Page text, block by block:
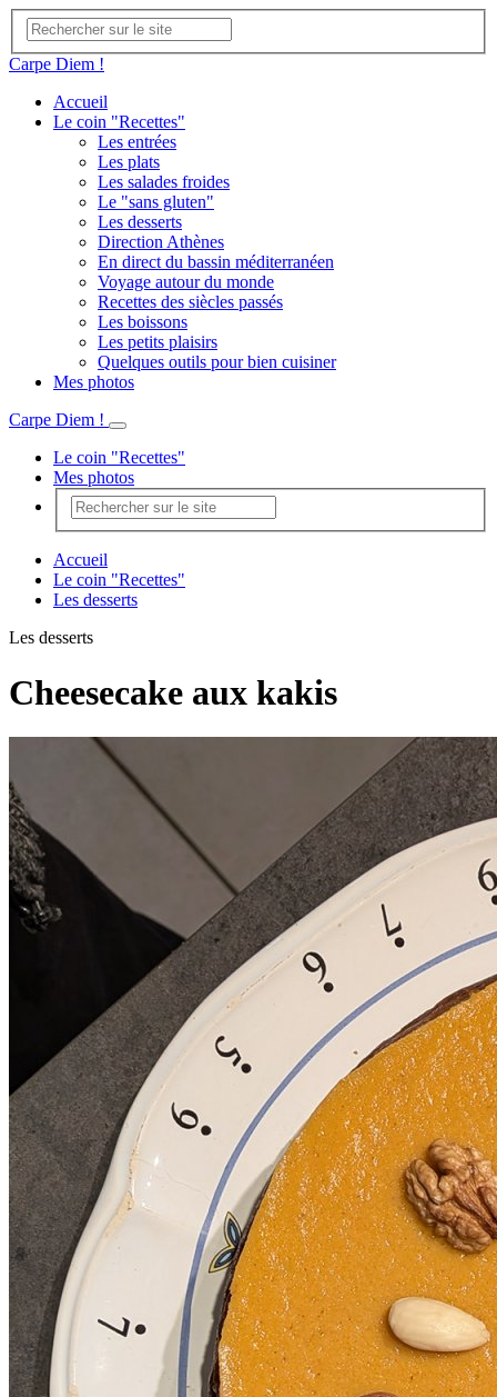
Carpe Diem !
Accueil
Le coin "Recettes"
Les entrées
Les plats
Les salades froides
Le "sans gluten"
Les desserts
Direction Athènes
En direct du bassin méditerranéen
Voyage autour du monde
Recettes des siècles passés
Les boissons
Les petits plaisirs
Quelques outils pour bien cuisiner
Mes photos
Carpe Diem !
Le coin "Recettes"
Mes photos
Accueil
Le coin "Recettes"
Les desserts
Les desserts
Cheesecake aux kakis